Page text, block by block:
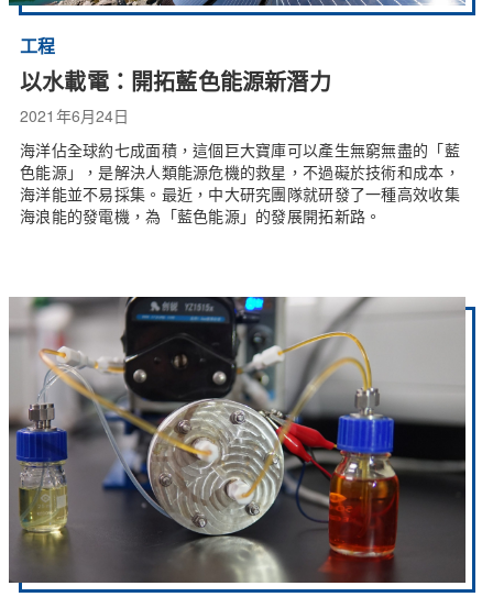
工程
以水載電：開拓藍色能源新潛力
2021年6月24日
海洋佔全球約七成面積，這個巨大寶庫可以產生無窮無盡的「藍
色能源」，是解決人類能源危機的救星，不過礙於技術和成本，
海洋能並不易採集。最近，中大研究團隊就研發了一種高效收集
海浪能的發電機，為「藍色能源」的發展開拓新路。